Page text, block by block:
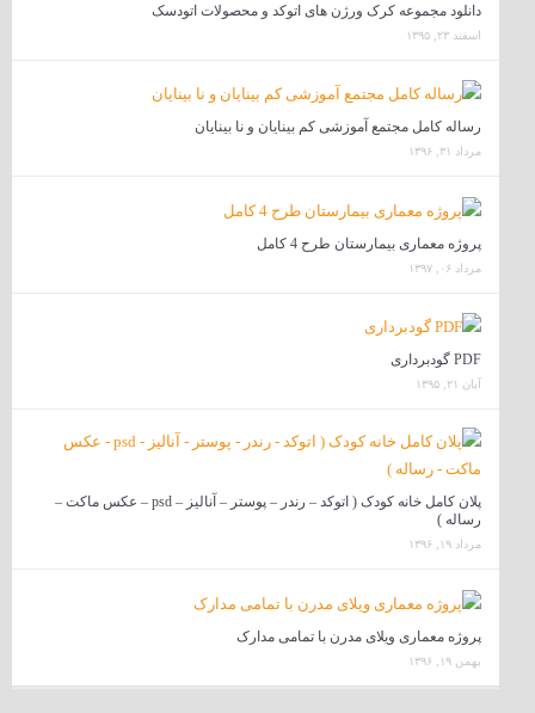
دانلود مجموعه کرک ورژن های اتوکد و محصولات اتودسک
اسفند ۲۳, ۱۳۹۵
رساله کامل مجتمع آموزشی کم بینایان و نا بینایان
مرداد ۳۱, ۱۳۹۶
پروژه معماری بیمارستان طرح 4 کامل
مرداد ۰۶, ۱۳۹۷
PDF گودبرداری
آبان ۲۱, ۱۳۹۵
پلان کامل خانه کودک ( اتوکد – رندر – پوستر – آنالیز – psd – عکس ماکت –
رساله )
مرداد ۱۹, ۱۳۹۶
پروژه معماری ویلای مدرن با تمامی مدارک
بهمن ۱۹, ۱۳۹۶